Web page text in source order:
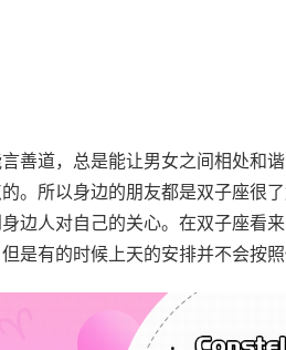
善道，总是能让男女之间相处和
。所以身边的朋友都是双子座很
边人对自己的关心。在双子座看
是有的时候上天的安排并不会按照